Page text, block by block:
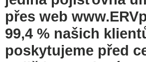
přes web
99,4 % našich
poskytujeme před